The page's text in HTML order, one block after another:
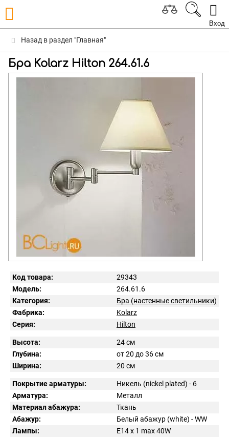
Вход
Назад в раздел "Главная"
Бра Kolarz Hilton 264.61.6
Код товара:
29343
Модель:
264.61.6
Категория:
Бра (настенные светильники)
Фабрика:
Kolarz
Серия:
Hilton
Высота:
24 см
Глубина:
от 20 до 36 см
Ширина:
20 см
Покрытие арматуры:
Никель (nickel plated) - 6
Арматура:
Металл
Материал абажура:
Ткань
Абажур:
Белый абажур (white) - WW
Лампы:
E14 x 1 max 40W